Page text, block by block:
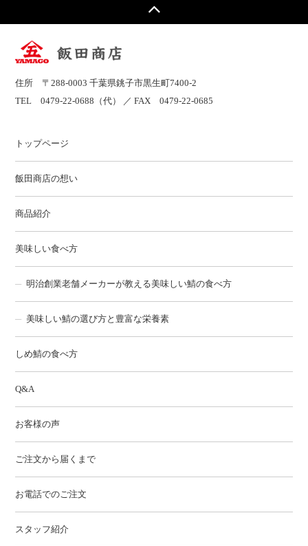
住所 〒288-0003 千葉県銚子市黒生町7400-2
TEL0479-22-0688 （代） ／ FAX 0479-22-0685
トップページ
飯田商店の想い
商品紹介
美味しい食べ方
明治創業老舗メーカーが教える美味しい鯖の食べ方
美味しい鯖の選び方と豊富な栄養素
しめ鯖の食べ方
Q&A
お客様の声
ご注文から届くまで
お電話でのご注文
スタッフ紹介